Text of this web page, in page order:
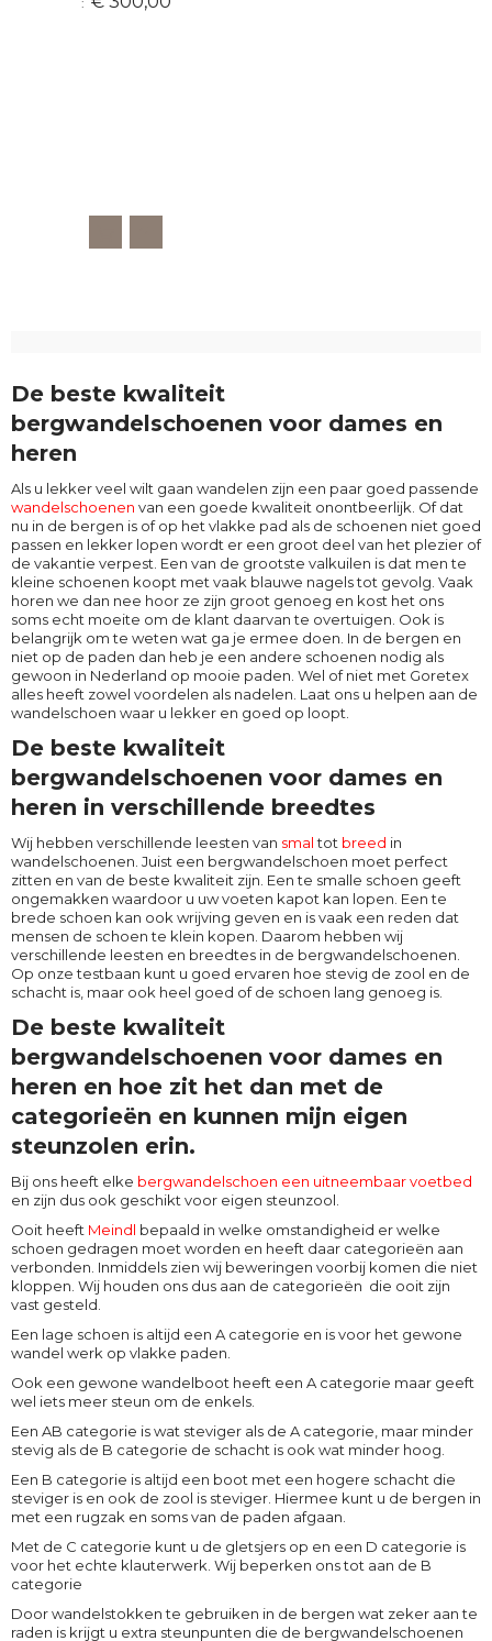
De beste kwaliteit
bergwandelschoenen voor dames en
heren
Als u lekker veel wilt gaan wandelen zijn een paar goed passende
wandelschoenen van een goede kwaliteit onontbeerlijk. Of dat
nu in de bergen is of op het vlakke pad als de schoenen niet goed
passen en lekker lopen wordt er een groot deel van het plezier of
de vakantie verpest. Een van de grootste valkuilen is dat men te
kleine schoenen koopt met vaak blauwe nagels tot gevolg. Vaak
horen we dan nee hoor ze zijn groot genoeg en kost het ons
soms echt moeite om de klant daarvan te overtuigen. Ook is
belangrijk om te weten wat ga je ermee doen. In de bergen en
niet op de paden dan heb je een andere schoenen nodig als
gewoon in Nederland op mooie paden. Wel of niet met Goretex
alles heeft zowel voordelen als nadelen. Laat ons u helpen aan de
wandelschoen waar u lekker en goed op loopt.
De beste kwaliteit
bergwandelschoenen voor dames en
heren in verschillende breedtes
Wij hebben verschillende leesten van smaltot breed in
wandelschoenen. Juist een bergwandelschoen moet perfect
zitten en van de beste kwaliteit zijn. Een te smalle schoen geeft
ongemakken waardoor u uw voeten kapot kan lopen. Een te
brede schoen kan ook wrijving geven en is vaak een reden dat
mensen de schoen te klein kopen. Daarom hebben wij
verschillende leesten en breedtes in de bergwandelschoenen.
Op onze testbaan kunt u goed ervaren hoe stevig de zool en de
schacht is, maar ook heel goed of de schoen lang genoeg is.
De beste kwaliteit
bergwandelschoenen voor dames en
heren en hoe zit het dan met de
categorieën en kunnen mijn eigen
steunzolen erin.
Bij ons heeft elke bergwandelschoen een uitneembaar voetbed
en zijn dus ook geschikt voor eigen steunzool.
Ooit heeft Meindl bepaald in welke omstandigheid er welke
schoen gedragen moet worden en heeft daar categorieën aan
verbonden. Inmiddels zien wij beweringen voorbij komen die niet
kloppen. Wij houden ons dus aan de categorieën die ooit zijn
vast gesteld.
Een lage schoen is altijd een A categorie en is voor het gewone
wandel werk op vlakke paden.
Ook een gewone wandelboot heeft een A categorie maar geeft
wel iets meer steun om de enkels.
Een AB categorie is wat steviger als de A categorie, maar minder
stevig als de B categorie de schacht is ook wat minder hoog.
Een B categorie is altijd een boot met een hogere schacht die
steviger is en ook de zool is steviger. Hiermee kunt u de bergen in
met een rugzak en soms van de paden afgaan.
Met de C categorie kunt u de gletsjers op en een D categorie is
voor het echte klauterwerk. Wij beperken ons tot aan de B
categorie
Door wandelstokken te gebruiken in de bergen wat zeker aan te
raden is krijgt u extra steunpunten die de bergwandelschoenen